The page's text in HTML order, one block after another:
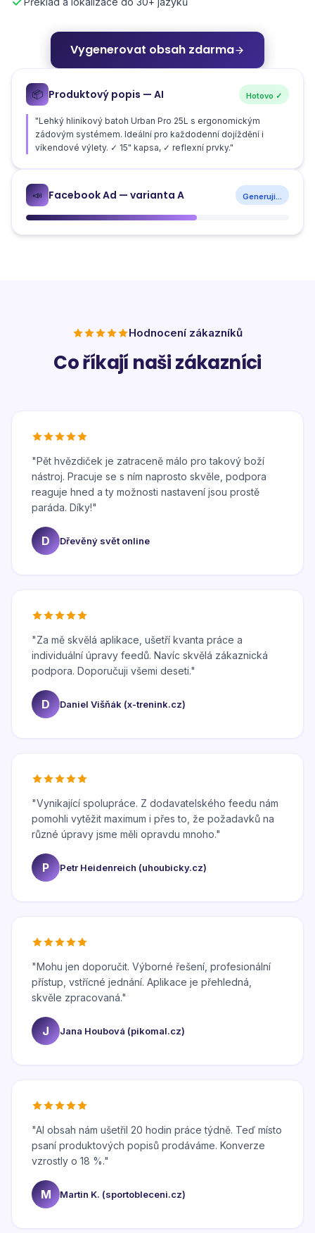
Vygenerovat obsah zdarma
📦 Produktový popis — AI Hotovo ✓
"Lehký hliníkový batoh Urban Pro 25L s ergonomickým
zádovým systémem. Ideální pro každodenní dojíždění i
víkendové výlety. ✓ 15" kapsa, ✓ reflexní prvky."
📣 Facebook Ad — varianta A Generuji...
Hodnocení zákazníků
Co říkají naši zákazníci
"Pět hvězdiček je zatraceně málo pro takový boží
nástroj. Pracuje se s ním naprosto skvěle, podpora
reaguje hned a ty možnosti nastavení jsou prostě
paráda. Díky!"
D Dřevěný svět online
"Za mě skvělá aplikace, ušetří kvanta práce a
individuální úpravy feedů. Navíc skvělá zákaznická
podpora. Doporučuji všemi deseti."
D Daniel Višňák (x-trenink.cz)
"Vynikající spolupráce. Z dodavatelského feedu nám
pomohli vytěžit maximum i přes to, že požadavků na
různé úpravy jsme měli opravdu mnoho."
P Petr Heidenreich (uhoubicky.cz)
"Mohu jen doporučit. Výborné řešení, profesionální
přístup, vstřícné jednání. Aplikace je přehledná,
skvěle zpracovaná."
J Jana Houbová (pikomal.cz)
"AI obsah nám ušetřil 20 hodin práce týdně. Teď místo
psaní produktových popisů prodáváme. Konverze
vzrostly o 18 %."
M Martin K. (sportobleceni.cz)